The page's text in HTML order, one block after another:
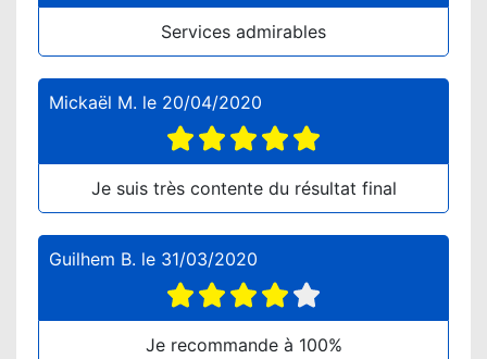
Services admirables
Mickaël M. le 20/04/2020
Je suis très contente du résultat final
Guilhem B. le 31/03/2020
Je recommande à 100%